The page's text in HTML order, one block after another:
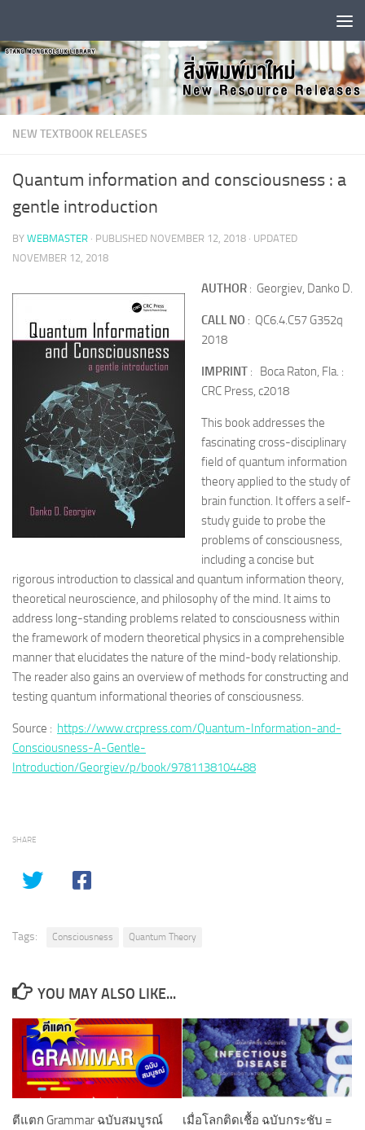
NEW TEXTBOOK RELEASES
Quantum information and consciousness : a
gentle introduction
BY WEBMASTER · PUBLISHED NOVEMBER 12, 2018 · UPDATED
NOVEMBER 12, 2018
AUTHOR : Georgiev, Danko D.
CALL NO : QC6.4.C57 G352q
2018
IMPRINT : Boca Raton, Fla. :
CRC Press, c2018
This book addresses the
fascinating cross-disciplinary
field of quantum information
theory applied to the study of
brain function. It offers a self-
study guide to probe the
problems of consciousness,
including a concise but
rigorous introduction to classical and quantum information theory,
theoretical neuroscience, and philosophy of the mind. It aims to
address long-standing problems related to consciousness within
the framework of modern theoretical physics in a comprehensible
manner that elucidates the nature of the mind-body relationship.
The reader also gains an overview of methods for constructing and
testing quantum informational theories of consciousness.
Source : https://www.crcpress.com/Quantum-Information-and-
Consciousness-A-Gentle-
Introduction/Georgiev/p/book/9781138104488
SHARE
Tags: Consciousness Quantum Theory
YOU MAY ALSO LIKE...
ตีแตก Grammar ฉบับสมบูรณ์
เมื่อโลกติดเชื้อ ฉบับกระชับ =